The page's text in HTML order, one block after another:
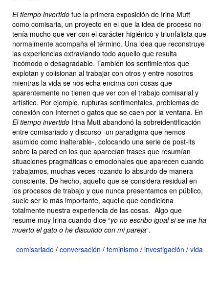
El tiempo invertido fue la primera exposición de Irina Mutt
como comisaria, un proyecto en el que la idea de proceso no
tenía mucho que ver con el carácter higiénico y triunfalista que
normalmente acompaña el término. Una idea que reconstruye
las experiencias extraviando todo aquello que resulta
incómodo o desagradable. También los sentimientos que
explotan y colisionan al trabajar con otros y entre nosotros
mientras la vida se nos echa encima con cosas que
aparentemente no tienen que ver con el trabajo comisarial y
artístico. Por ejemplo, rupturas sentimentales, problemas de
conexión con Internet o gatos que se caen por la ventana. En
El tiempo invertido Irina Mutt abandonó la sobreidentificación
entre comisariado y discurso -un paradigma que hemos
asumido como inalterable-, colocando una serie de post-its
sobre la pared en los que aparecían frases que resumían
situaciones pragmáticas o emocionales que aparecen cuando
trabajamos, muchas veces rozando lo absurdo de manera
consciente. De hecho, aquello que se considera residual en
los procesos de trabajo y que nunca presentamos en público,
suele ser lo más importante, aquello que condiciona
totalmente nuestra experiencia de las cosas. Algo que
resume muy Irina cuando dice “yo no escribo igual si se me ha
muerto el gato o he discutido con mi pareja“.
comisariado / conversación / feminismo / investigación / vida